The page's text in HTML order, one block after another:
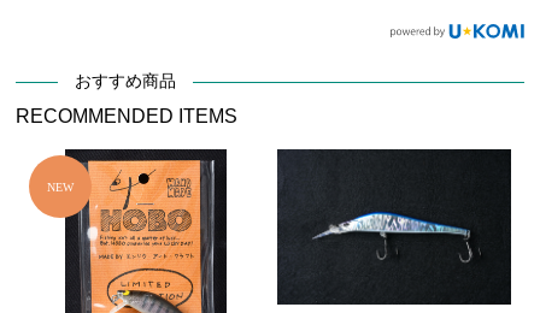
おすすめ商品
RECOMMENDED ITEMS